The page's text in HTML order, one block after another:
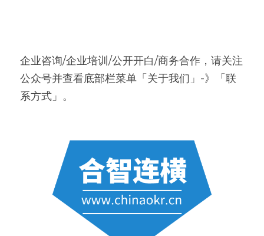
企业咨询/企业培训/公开开白/商务合作，请关注
公众号并查看底部栏菜单「关于我们」-》「联
系方式」。